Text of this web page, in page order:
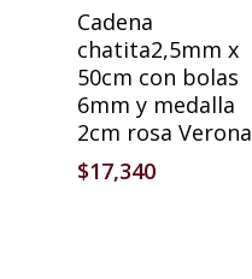
Cadena
chatita2,5mm x
50cm con bolas
6mm y medalla
2cm rosa Verona
$17,340